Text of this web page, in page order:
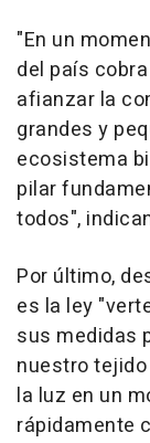
"En un
del país
afianzar la
grandes y
ecosistema
pilar
todos",
Por último,
es la ley
sus medidas
nuestro
la luz en un
rápidamente